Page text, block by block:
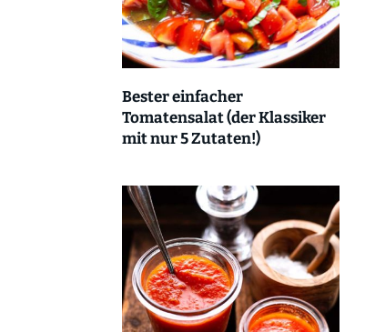
Bester einfacher
Tomatensalat (der Klassiker
mit nur 5 Zutaten!)